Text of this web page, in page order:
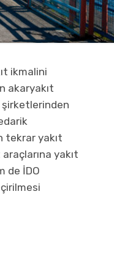
ikmalini
akaryakıt
şirketlerinden
tekrar yakıt
yakıt
de İDO